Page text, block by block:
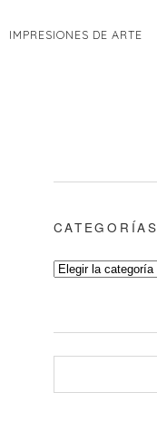
IMPRESIONES DE ARTE
CATEGORÍAS